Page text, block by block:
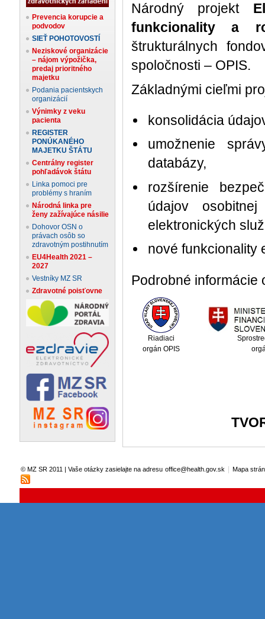
Prevencia korupcie a
podvodov
SIEŤ POHOTOVOSTÍ
Neziskové organizácie
– nájom výpožička,
predaj prioritného
majetku
Podania pacientskych
organizácií
Výnimky z veku
pacienta
REGISTER
PONÚKANÉHO
MAJETKU ŠTÁTU
Centrálny register
pohľadávok štátu
Linka pomoci pre
problémy s hraním
Národná linka pre
ženy zažívajúce násilie
Dohovor OSN o
právach osôb so
zdravotným postihnutím
EU4Health 2021 –
2027
Vestníky MZ SR
Zdravotné poisťovne
Národný projekt
funkcionality a
štrukturálnych
spoločnosti – OPIS.
Základnými cieľmi
konsolidácia
umožnenie
databázy,
rozšírenie
údajov
elektronických
nové funkcionality
Podrobné
Riadiaci
orgán OPIS
© MZ SR 2011 | Vaše otázky zasielajte na adresu office@health.gov.sk | Mapa